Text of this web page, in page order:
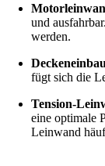
und
werden.
fügt sich die
Tension-
eine optimale
Leinwand